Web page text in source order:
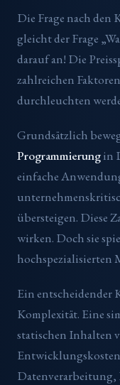
Die Frage nach
gleicht der Frage
darauf an! Die
zahlreichen
durchleuchten
Grundsätzlich
Programmierungin
einfache
übersteigen. Diese
wirken. Doch sie
hochspezialisierten
Ein entscheidender
Komplexität. Eine
statischen Inhalten